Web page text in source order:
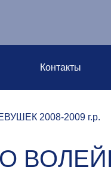
Контакты
2008-2009 г.р.